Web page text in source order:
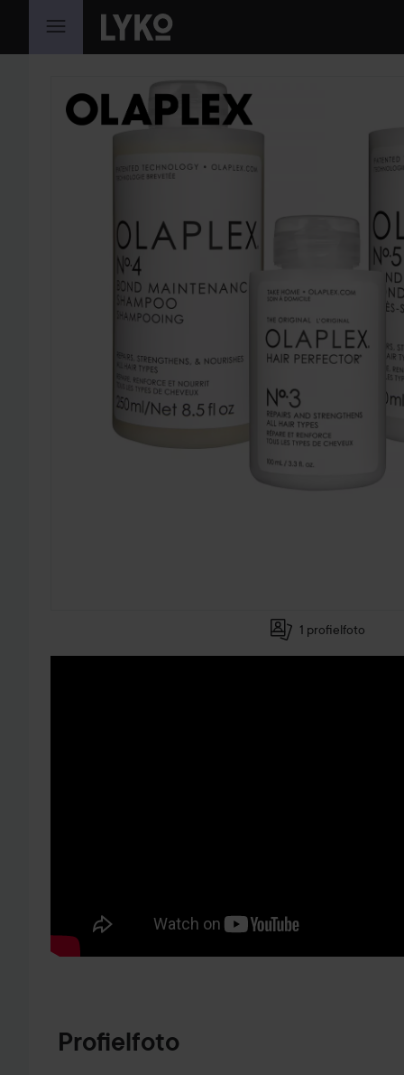
GA NAAR INHOUD
1 profielfoto
Profielfoto